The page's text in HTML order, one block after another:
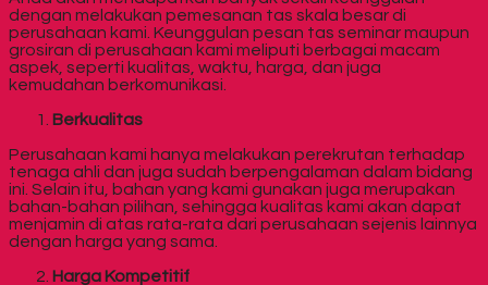
dengan melakukan pemesanan tas skala besar di
perusahaan kami. Keunggulan pesan tas seminar maupun
grosiran di perusahaan kami meliputi berbagai macam
aspek, seperti kualitas, waktu, harga, dan juga
kemudahan berkomunikasi.
Berkualitas
Perusahaan kami hanya melakukan perekrutan terhadap
tenaga ahli dan juga sudah berpengalaman dalam bidang
ini. Selain itu, bahan yang kami gunakan juga merupakan
bahan-bahan pilihan, sehingga kualitas kami akan dapat
menjamin di atas rata-rata dari perusahaan sejenis lainnya
dengan harga yang sama.
Harga Kompetitif